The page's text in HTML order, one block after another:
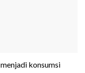
konsumsi